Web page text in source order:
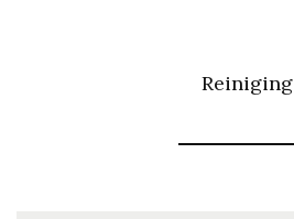
Reiniging